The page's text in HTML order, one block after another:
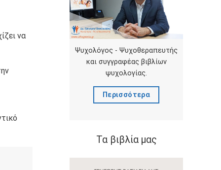
να
Ψυχολόγος - Ψυχοθεραπευτής
και συγγραφέας βιβλίων
ψυχολογίας.
Περισσότερα
Τα βιβλία μας